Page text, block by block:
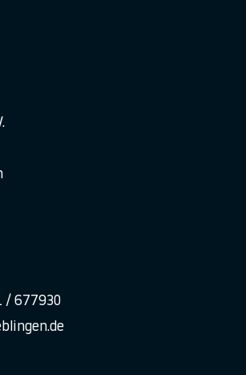
/ 677930